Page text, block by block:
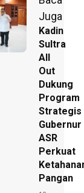
Juga
Kadin
Sultra
All
Out
Dukung
Program
Strategis
Gubernur
ASR
Perkuat
Pangan